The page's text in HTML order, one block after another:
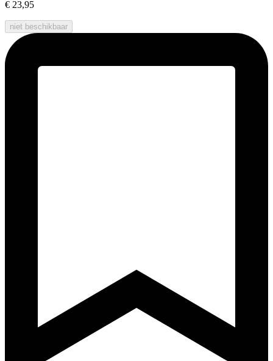
€ 23,95
niet beschikbaar